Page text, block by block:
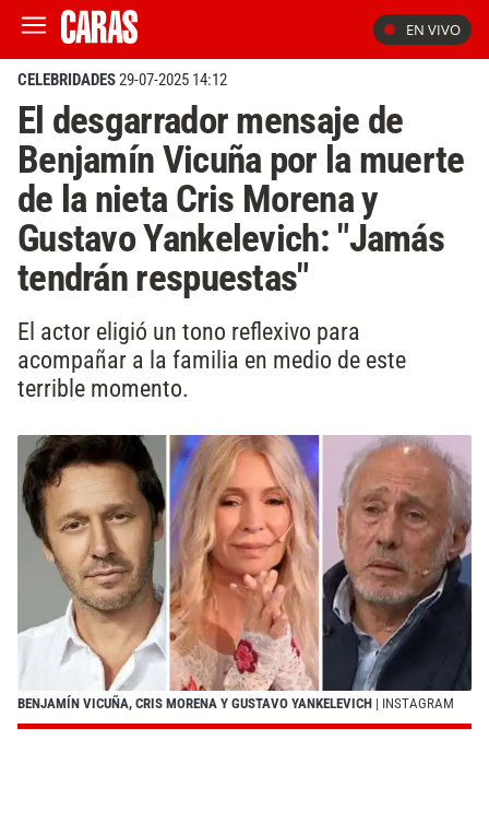
EN VIVO
CELEBRIDADES29-07-2025 14:12
El desgarrador mensaje de
Benjamín Vicuña por la muerte
de la nieta Cris Morena y
Gustavo Yankelevich: "Jamás
tendrán respuestas"
El actor eligió un tono reflexivo para
acompañar a la familia en medio de este
terrible momento.
BENJAMÍN VICUÑA, CRIS MORENA Y GUSTAVO YANKELEVICH | INSTAGRAM